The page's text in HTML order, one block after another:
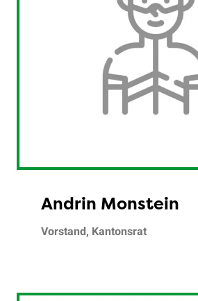
Andrin Monstein
Vorstand, Kantonsrat